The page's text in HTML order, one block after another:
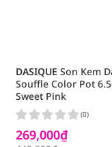
DASIQUE Son Kem
Souffle Color Pot
Sweet Pink
269,000₫
(0)